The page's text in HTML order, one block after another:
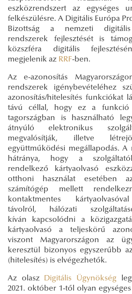
eszközrendszert az egységes
felkészülésre. A Digitális Európa
Bizottság a nemzeti digitális
rendszerek fejlesztését is
közszféra digitális
megjelenik az RRF-ben.
Az e-azonosítás
rendszerek igénybevételéhez
azonosítás/hitelesítés funkciókat
távú céllal, hogy ez a
tagországban is használható
átnyúló elektronikus
megvalósítják, illetve
együttműködési megállapodás. A
hátránya, hogy a
rendelkező kártyaolvasó
otthoni használat esetében
számítógép mellett
kontaktmentes
távolról, hálózati
kíván kapcsolódni a
kártyaolvasó a teljeskörű
viszont Magyarországon az
keresztül bizonyos egyszerűbb
(hitelesítés) is elvégezhetők.
Az olasz Digitális Ügynökség
2021. október 1-től olyan